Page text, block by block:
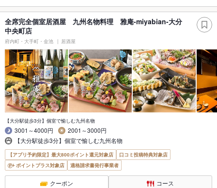
全席完全個室居酒屋 九州名物料理 雅庵-miyabian-大分
中央町店
府内町・大手町・金池 居酒屋
【大分駅徒歩3分】個室で愉しむ九州名物
3001～4000円
2001～3000円
【大分駅徒歩3分】個室で愉しむ九州名物
【アプリ予約限定】最大800ポイント還元対象店
口コミ投稿特典対象店
ポイントプラス対象店
適格請求書発行事業者
クーポン コース